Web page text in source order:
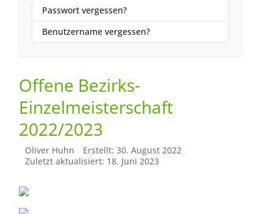
Passwort vergessen?
Benutzername vergessen?
Offene Bezirks-
Einzelmeisterschaft
2022/2023
Oliver Huhn
Erstellt: 30. August 2022
Zuletzt aktualisiert: 18. Juni 2023